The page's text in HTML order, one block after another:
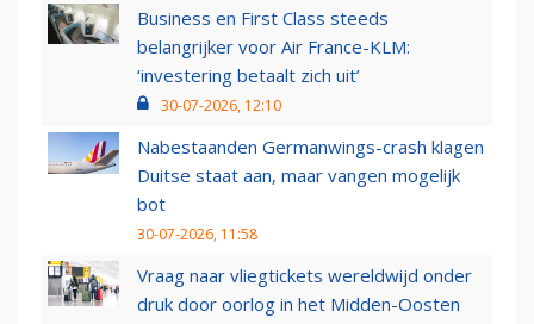
Business en First Class steeds
belangrijker voor Air France-KLM:
‘investering betaalt zich uit’
30-07-2026, 12:10
Nabestaanden Germanwings-crash klagen
Duitse staat aan, maar vangen mogelijk
bot
30-07-2026, 11:58
Vraag naar vliegtickets wereldwijd onder
druk door oorlog in het Midden-Oosten